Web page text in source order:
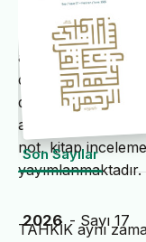
İslam Bilimleri,
ve
alanındaki
dâhildir.
değerlendirme
alfabesine nakil
not, kitap
yayımlanmaktadır.
TAHKİK aynı
Son Sayılar
2026 - Sayı 17